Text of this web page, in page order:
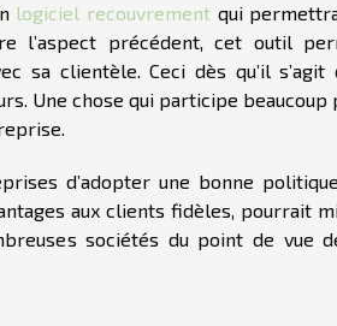
logiciel recouvrement qui
l’aspect précédent, cet outil
sa clientèle. Ceci dès qu’il s’agit
Une chose qui participe beaucoup
d’adopter une bonne
aux clients fidèles, pourrait
sociétés du point de vue